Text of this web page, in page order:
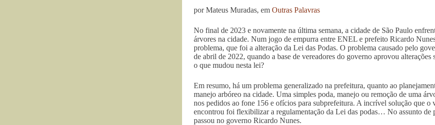
por Mateus Muradas, em Outras Palavras
No final de 2023 e novamente na última semana, a cidade de São Paulo
árvores na cidade. Num jogo de empurra entre ENEL e prefeito Ricardo
problema, que foi a alteração da Lei das Podas. O problema causado pelo
de abril de 2022, quando a base de vereadores do governo aprovou
o que mudou nesta lei?
Em resumo, há um problema generalizado na prefeitura, quanto ao
manejo arbóreo na cidade. Uma simples poda, manejo ou remoção de uma
nos pedidos ao fone 156 e ofícios para subprefeitura. A incrível solução que
encontrou foi flexibilizar a regulamentação da Lei das podas… No assunto de
passou no governo Ricardo Nunes.